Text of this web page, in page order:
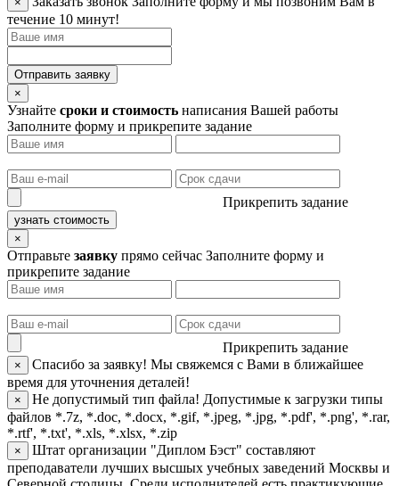
течение 10 минут!
Отправить заявку
×
Узнайте сроки и стоимость написания Вашей работы
Заполните форму и прикрепите задание
Прикрепить задание
узнать стоимость
×
Отправьте заявку прямо сейчас Заполните форму и
прикрепите задание
Прикрепить задание
× Спасибо за заявку! Мы свяжемся с Вами в ближайшее
время для уточнения деталей!
× Не допустимый тип файла! Допустимые к загрузки типы
файлов *.7z, *.doc, *.docx, *.gif, *.jpeg, *.jpg, *.pdf', *.png', *.rar,
*.rtf', *.txt', *.xls, *.xlsx, *.zip
×
Штат организации "Диплом Бэст" составляют
преподаватели лучших высшых учебных заведений Москвы и